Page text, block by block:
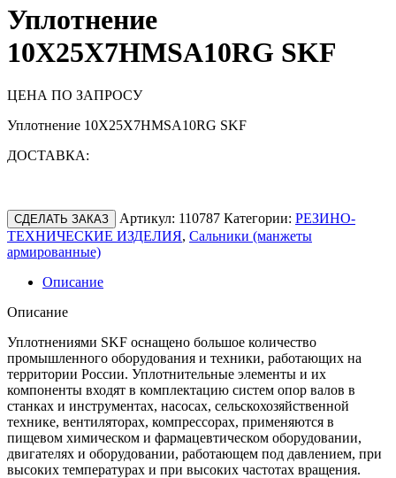
Уплотнение
10X25X7HMSA10RG SKF
ЦЕНА ПО ЗАПРОСУ
Уплотнение 10X25X7HMSA10RG SKF
ДОСТАВКА:
СДЕЛАТЬ ЗАКАЗ Артикул: 110787 Категории: РЕЗИНО-
ТЕХНИЧЕСКИЕ ИЗДЕЛИЯ, Сальники (манжеты
армированные)
Описание
Описание
Уплотнениями SKF оснащено большое количество
промышленного оборудования и техники, работающих на
территории России. Уплотнительные элементы и их
компоненты входят в комплектацию систем опор валов в
станках и инструментах, насосах, сельскохозяйственной
технике, вентиляторах, компрессорах, применяются в
пищевом химическом и фармацевтическом оборудовании,
двигателях и оборудовании, работающем под давлением, при
высоких температурах и при высоких частотах вращения.